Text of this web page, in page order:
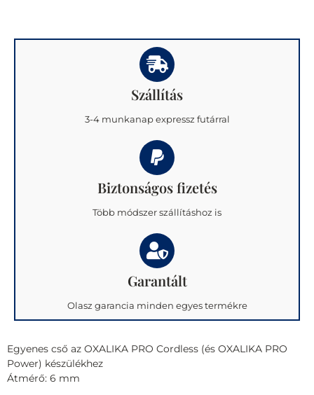
Szállítás
3-4 munkanap expressz futárral
Biztonságos fizetés
Több módszer szállításhoz is
Garantált
Olasz garancia minden egyes termékre
Egyenes cső az OXALIKA PRO Cordless (és OXALIKA PRO
Power) készülékhez
Átmérő: 6 mm